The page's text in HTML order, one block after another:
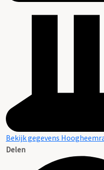
Bekijk gegevens
Delen